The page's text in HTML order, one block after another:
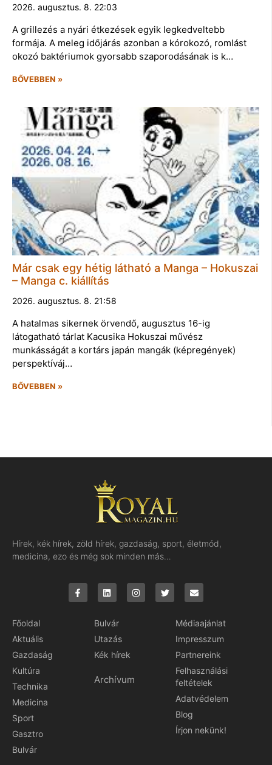
2026. augusztus. 8. 22:03
A grillezés a nyári étkezések egyik legkedveltebb
formája. A meleg időjárás azonban a kórokozó, romlást
okozó baktériumok gyorsabb szaporodásának is k…
BŐVEBBEN »
Már csak egy hétig látható a Manga – Hokuszai
– Manga c. kiállítás
2026. augusztus. 8. 21:58
A hatalmas sikernek örvendő, augusztus 16-ig
látogatható tárlat Kacusika Hokuszai művész
munkásságát a kortárs japán mangák (képregények)
perspektíváj…
BŐVEBBEN »
Hírek, kék hírek, zöld hírek, gazdaság, sport, életmód,
medicina, ezo és még sok minden más…
Főoldal
Aktuális
Gazdaság
Kultúra
Technika
Medicina
Sport
Gasztro
Bulvár
Bulvár
Utazás
Kék hírek
Archívum
Médiaajánlat
Impresszum
Partnereink
Felhasználási
feltételek
Adatvédelem
Blog
Írjon nekünk!